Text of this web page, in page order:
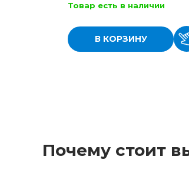
Товар есть в наличии
В КОРЗИНУ
Почему стоит